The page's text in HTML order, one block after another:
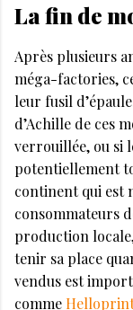
La fin de
Après plusieurs
méga-factories,
leur fusil
d’Achille de ces
verrouillée, ou si
potentiellement
continent qui est
consommateurs
production
tenir sa place
vendus est
comme